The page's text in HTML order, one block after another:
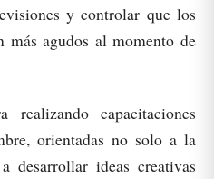
y controlar que los
más agudos al momento de
realizando capacitaciones
orientadas no solo a la
desarrollar ideas creativas